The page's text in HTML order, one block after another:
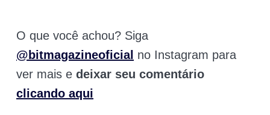
O que você achou? Siga
@bitmagazineoficial no Instagram para
ver mais e deixar seu comentário
clicando aqui